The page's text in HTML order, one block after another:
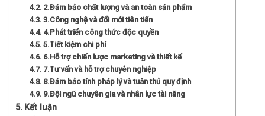
2.Đảm bảo chất lượng và an toàn sản phẩm
3.Công nghệ và đổi mới tiên tiến
4.Phát triển công thức độc quyền
5.Tiết kiệm chi phí
6.Hỗ trợ chiến lược marketing và thiết kế
7.Tư vấn và hỗ trợ chuyên nghiệp
8.Đảm bảo tính pháp lý và tuân thủ quy định
9.Đội ngũ chuyên gia và nhân lực tài năng
Kết luận